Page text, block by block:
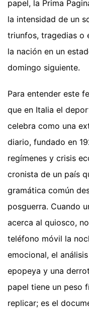
papel, la Prima
la intensidad de un
triunfos, tragedias o
la nación en un
domingo siguiente.
Para entender este
que en Italia el
celebra como una
diario, fundado en
regímenes y crisis
cronista de un país
gramática común
posguerra. Cuando
acerca al quiosco,
teléfono móvil la
emocional, el
epopeya y una
papel tiene un peso
replicar; es el